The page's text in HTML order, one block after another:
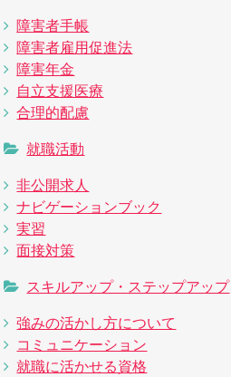
障害者手帳
障害者雇用促進法
障害年金
自立支援医療
合理的配慮
就職活動
非公開求人
ナビゲーションブック
実習
面接対策
スキルアップ・ステップアップ
強みの活かし方について
コミュニケーション
就職に活かせる資格